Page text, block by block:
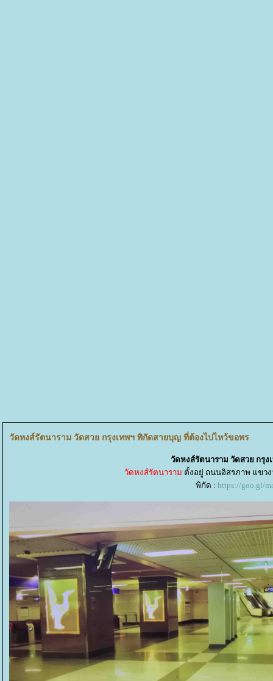
วัดหงส์รัตนาราม วัดสวย กรุงเทพฯ พิกัดสายบุญ ที่ต้องไปไหว้ขอพร
วัดหงส์รัตนาราม วัดสวย กรุ
วัดหงส์รัตนาราม ตั้งอยู่ ถนนอิสรภาพ แขว
พิกัด : https://goo.gl/